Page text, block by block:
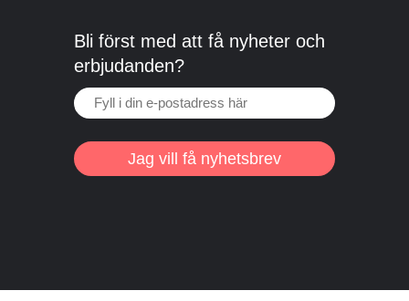
Bli först med att få nyheter och
erbjudanden?
Jag vill få nyhetsbrev